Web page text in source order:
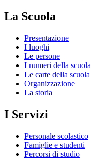
La Scuola
Presentazione
I luoghi
Le persone
I numeri della scuola
Le carte della scuola
Organizzazione
La storia
I Servizi
Personale scolastico
Famiglie e studenti
Percorsi di studio